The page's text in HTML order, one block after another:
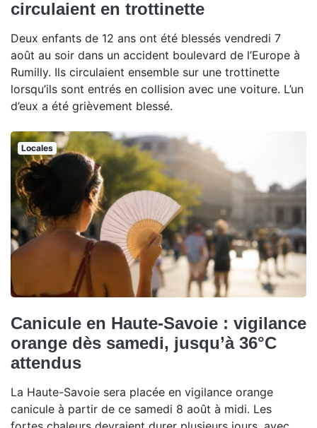
circulaient en trottinette
Deux enfants de 12 ans ont été blessés vendredi 7
août au soir dans un accident boulevard de l’Europe à
Rumilly. Ils circulaient ensemble sur une trottinette
lorsqu’ils sont entrés en collision avec une voiture. L’un
d’eux a été grièvement blessé.
Locales
Canicule en Haute-Savoie : vigilance
orange dès samedi, jusqu’à 36°C
attendus
La Haute-Savoie sera placée en vigilance orange
canicule à partir de ce samedi 8 août à midi. Les